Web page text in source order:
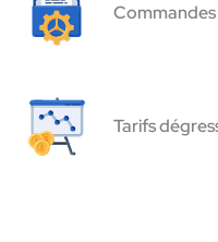
Tarifs